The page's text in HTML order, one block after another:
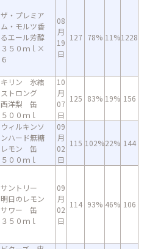
ザ・プレミア
ム・モルツ香
るエール芳醇
３５０ｍｌ×
６
08
月
19
日
127 78% 11%1228
キリン 氷結
ストロング
西洋梨 缶
５００ｍｌ
10
月
07
日
125 83% 19% 156
ウィルキンソ
ンハード無糖
レモン 缶
５００ｍｌ
09
月
02
日
115 102%22% 144
サントリー
明日のレモン
サワー 缶
３５０ｍｌ
09
月
02
日
114 93% 46% 106